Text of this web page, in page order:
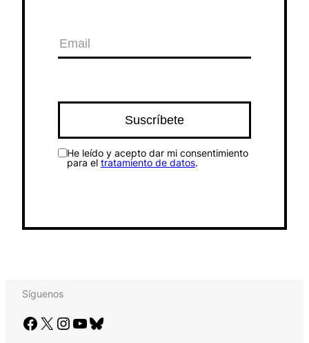
He leído y acepto dar mi consentimiento
para el tratamiento de datos.
Síguenos
Facebook X Instagram YouTube Bluesky